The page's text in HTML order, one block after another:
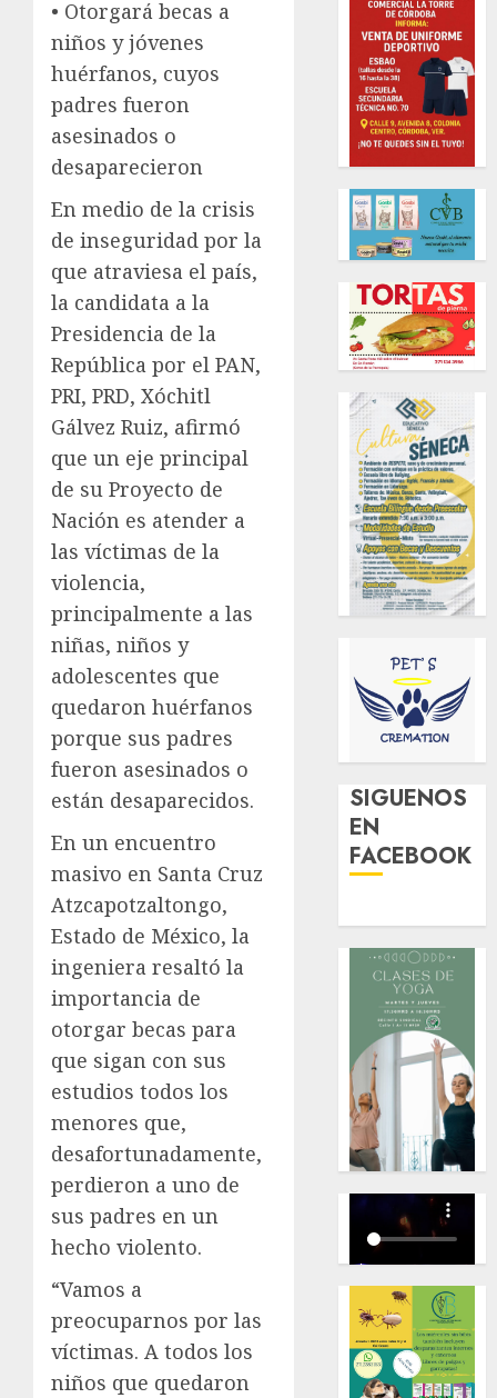
• Otorgará becas a
niños y jóvenes
huérfanos, cuyos
padres fueron
asesinados o
desaparecieron
En medio de la crisis
de inseguridad por la
que atraviesa el país,
la candidata a la
Presidencia de la
República por el PAN,
PRI, PRD, Xóchitl
Gálvez Ruiz, afirmó
que un eje principal
de su Proyecto de
Nación es atender a
las víctimas de la
violencia,
principalmente a las
niñas, niños y
adolescentes que
quedaron huérfanos
porque sus padres
fueron asesinados o
están desaparecidos.
En un encuentro
masivo en Santa Cruz
Atzcapotzaltongo,
Estado de México, la
ingeniera resaltó la
importancia de
otorgar becas para
que sigan con sus
estudios todos los
menores que,
desafortunadamente,
perdieron a uno de
sus padres en un
hecho violento.
“Vamos a
preocuparnos por las
víctimas. A todos los
niños que quedaron
SIGUENOS
EN
FACEBOOK